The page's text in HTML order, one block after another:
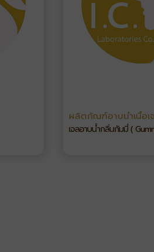
ผลิตภัณฑ์อาบน้ำเนื้อเ
เจลอาบน้ำกลิ่นกัมมี่ (